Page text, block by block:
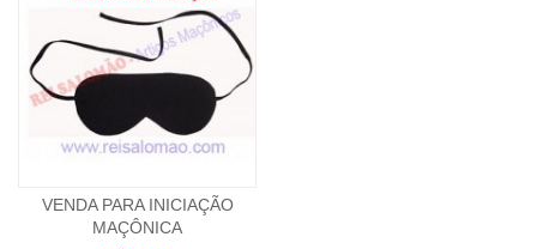
VENDA PARA INICIAÇÃO
MAÇÔNICA